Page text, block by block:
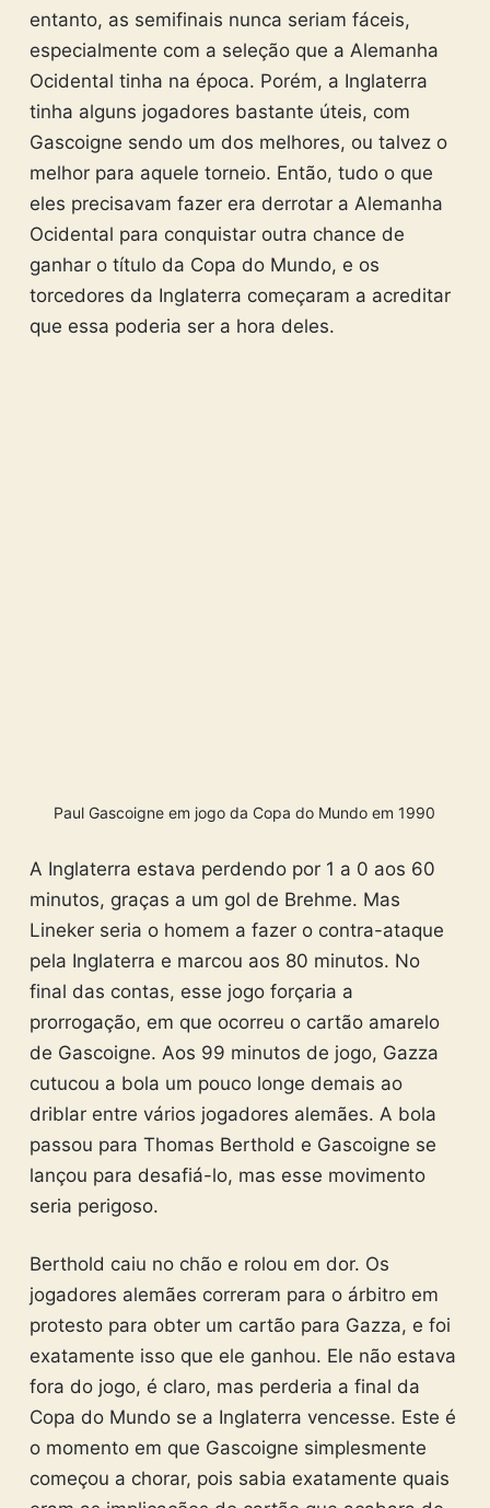
entanto, as semifinais nunca seriam fáceis,
especialmente com a seleção que a Alemanha
Ocidental tinha na época. Porém, a Inglaterra
tinha alguns jogadores bastante úteis, com
Gascoigne sendo um dos melhores, ou talvez o
melhor para aquele torneio. Então, tudo o que
eles precisavam fazer era derrotar a Alemanha
Ocidental para conquistar outra chance de
ganhar o título da Copa do Mundo, e os
torcedores da Inglaterra começaram a acreditar
que essa poderia ser a hora deles.
Paul Gascoigne em jogo da Copa do Mundo em 1990
A Inglaterra estava perdendo por 1 a 0 aos 60
minutos, graças a um gol de Brehme. Mas
Lineker seria o homem a fazer o contra-ataque
pela Inglaterra e marcou aos 80 minutos. No
final das contas, esse jogo forçaria a
prorrogação, em que ocorreu o cartão amarelo
de Gascoigne. Aos 99 minutos de jogo, Gazza
cutucou a bola um pouco longe demais ao
driblar entre vários jogadores alemães. A bola
passou para Thomas Berthold e Gascoigne se
lançou para desafiá-lo, mas esse movimento
seria perigoso.
Berthold caiu no chão e rolou em dor. Os
jogadores alemães correram para o árbitro em
protesto para obter um cartão para Gazza, e foi
exatamente isso que ele ganhou. Ele não estava
fora do jogo, é claro, mas perderia a final da
Copa do Mundo se a Inglaterra vencesse. Este é
o momento em que Gascoigne simplesmente
começou a chorar, pois sabia exatamente quais